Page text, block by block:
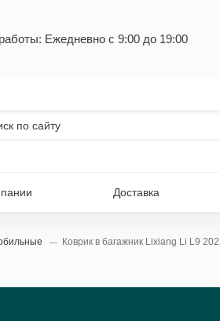
Ежедневно с 9:00 до 19:00
Доставка
Коврик в багажник Lixiang Li L9